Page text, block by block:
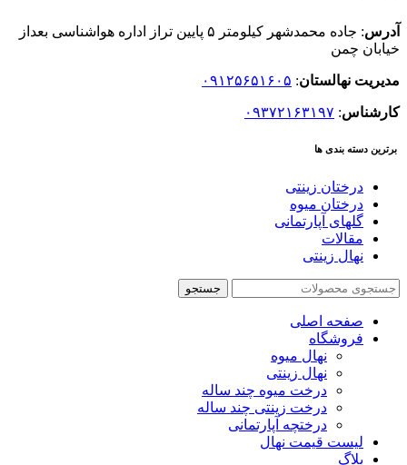
آدرس
: جاده محمدشهر کیلومتر ۵ پایین تراز اداره هواشناسی بعداز
خیابان چمن
مدیریت نهالستان: ۰۹۱۲۵۶۵۱۶۰۵
کارشناس: ۰۹۳۷۲۱۶۳۱۹۷
برترین دسته بندی ها
درختان زینتی
درختان میوه
گلهای آپارتمانی
مقالات
نهال زینتی
جستجو
صفحه اصلی
فروشگاه
نهال میوه
نهال زینتی
درخت میوه چند ساله
درخت زینتی چند ساله
درختچه آپارتمانی
لیست قیمت نهال
بلاگ